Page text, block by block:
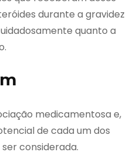
durante a gravidez
quanto a
medicamentosa e,
de cada um dos
considerada.